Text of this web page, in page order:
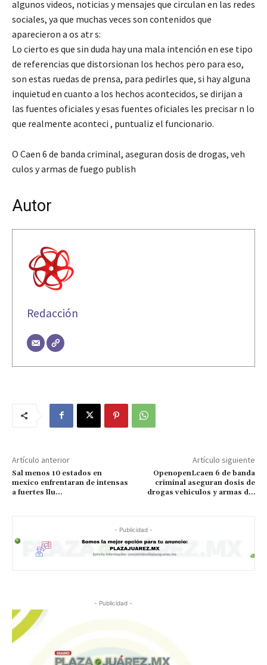
algunos videos, noticias y mensajes que circulan en las redes
sociales, ya que muchas veces son contenidos que
aparecieron a os atr s:
Lo cierto es que sin duda hay una mala intención en ese tipo
de referencias que distorsionan los hechos pero para eso,
son estas ruedas de prensa, para pedirles que, si hay alguna
inquietud en cuanto a los hechos acontecidos, se dirijan a
las fuentes oficiales y esas fuentes oficiales les precisar n lo
que realmente aconteci , puntualiz el funcionario.
O Caen 6 de banda criminal, aseguran dosis de drogas, veh
culos y armas de fuego publish
Autor
Redacción
Artículo anterior
Sal menos 10 estados en
mexico enfrentaran de intensas
a fuertes llu…
Artículo siguiente
OpenopenLcaen 6 de banda
criminal aseguran dosis de
drogas vehiculos y armas d…
- Publicidad -
- Publicidad -